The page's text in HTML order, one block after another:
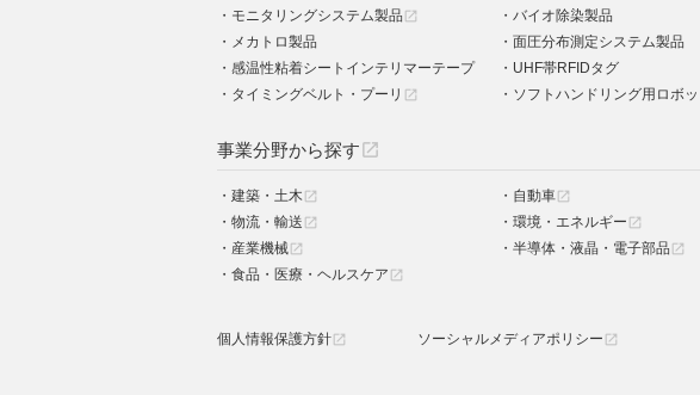
モニタリングシステム製品 open_in_new
バイオ除染製品
メカトロ製品
面圧分布測定システム製品
感温性粘着シートインテリマーテープ
UHF帯RFIDタグ
タイミングベルト・プーリ open_in_new ソフトハンドリング用ロボ
事業分野から探す open_in_new
建築・土木open_in_new 自動車open_in_new
物流・輸送 open_in_new 環境・エネルギー open_in_new
産業機械open_in_new 半導体・液晶・電子部品 open_in_new
食品・医療・ヘルスケア open_in_new
個人情報保護方針open_in_new ソーシャルメディアポリシー open_in_new